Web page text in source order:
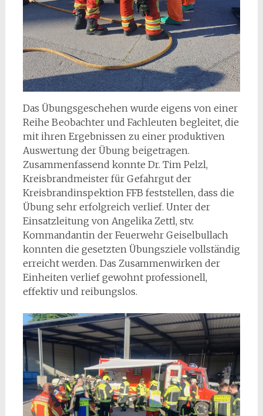
Das Übungsgeschehen wurde eigens von einer
Reihe Beobachter und Fachleuten begleitet, die
mit ihren Ergebnissen zu einer produktiven
Auswertung der Übung beigetragen.
Zusammenfassend konnte Dr. Tim Pelzl,
Kreisbrandmeister für Gefahrgut der
Kreisbrandinspektion FFB feststellen, dass die
Übung sehr erfolgreich verlief. Unter der
Einsatzleitung von Angelika Zettl, stv.
Kommandantin der Feuerwehr Geiselbullach
konnten die gesetzten Übungsziele vollständig
erreicht werden. Das Zusammenwirken der
Einheiten verlief gewohnt professionell,
effektiv und reibungslos.